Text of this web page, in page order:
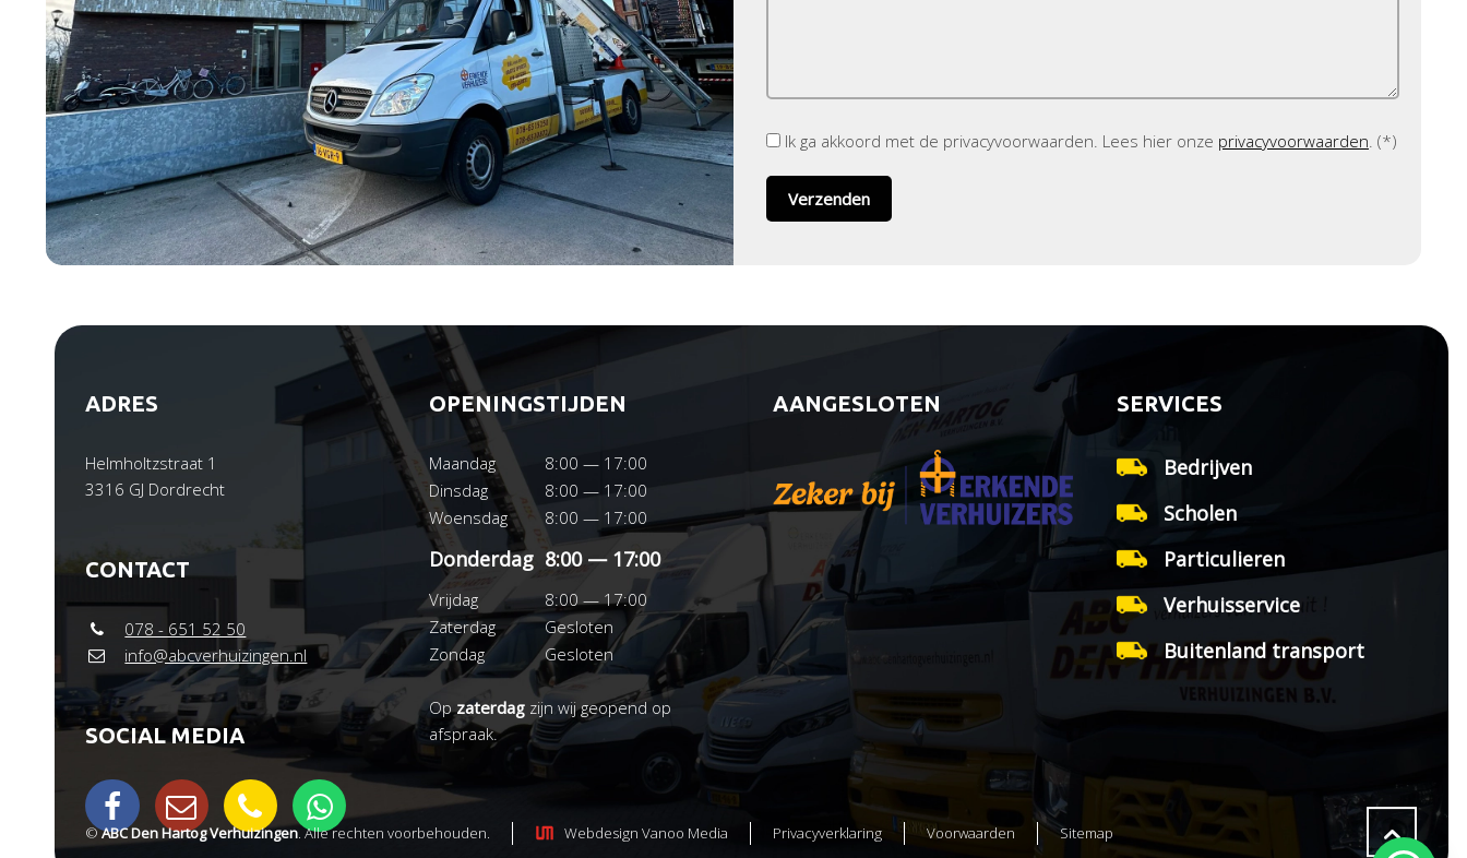
Ik ga akkoord met de privacyvoorwaarden. Lees hier onze privacyvoorwaarden. (*)
ADRES
Helmholtzstraat 1
3316 GJ Dordrecht
CONTACT
078 - 651 52 50
info@abcverhuizingen.nl
SOCIAL MEDIA
OPENINGSTIJDEN
Maandag
8:00 — 17:00
Dinsdag
8:00 — 17:00
Woensdag
8:00 — 17:00
Donderdag 8:00 — 17:00
Vrijdag
8:00 — 17:00
Zaterdag
Gesloten
Zondag
Gesloten
Opzaterdag zijn wij geopend op
afspraak.
AANGESLOTEN SERVICES
Bedrijven
Scholen
Particulieren
Verhuisservice
Buitenland transport
©ABC Den Hartog Verhuizingen. Alle rechten voorbehouden. Webdesign Vanoo Media Privacyverklaring Voorwaarden Sitemap